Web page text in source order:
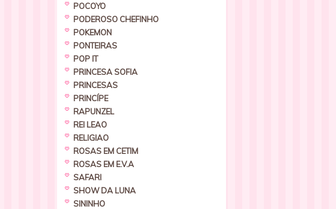
POCOYO
PODEROSO CHEFINHO
POKEMON
PONTEIRAS
POP IT
PRINCESA SOFIA
PRINCESAS
PRINCÍPE
RAPUNZEL
REI LEAO
RELIGIAO
ROSAS EM CETIM
ROSAS EM E.V.A
SAFARI
SHOW DA LUNA
SININHO